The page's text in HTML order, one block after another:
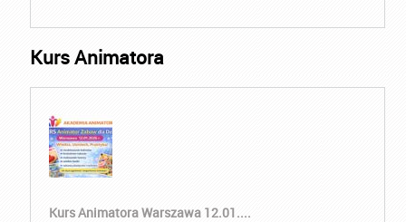
Kurs Animatora
Kurs Animatora Warszawa 12.01....